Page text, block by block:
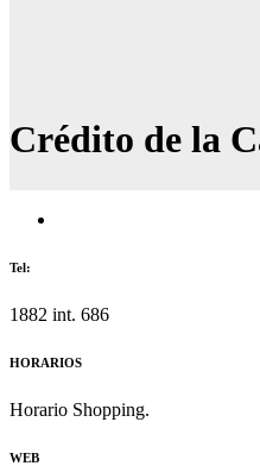
Crédito de la
Tel:
1882 int. 686
HORARIOS
Horario Shopping.
WEB